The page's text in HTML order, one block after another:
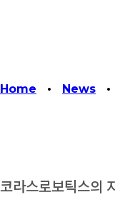
Home • News •
코라스로보틱스의